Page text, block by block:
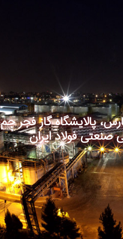
پالایشگاه گاز فجر
صنعتی فولاد ایران